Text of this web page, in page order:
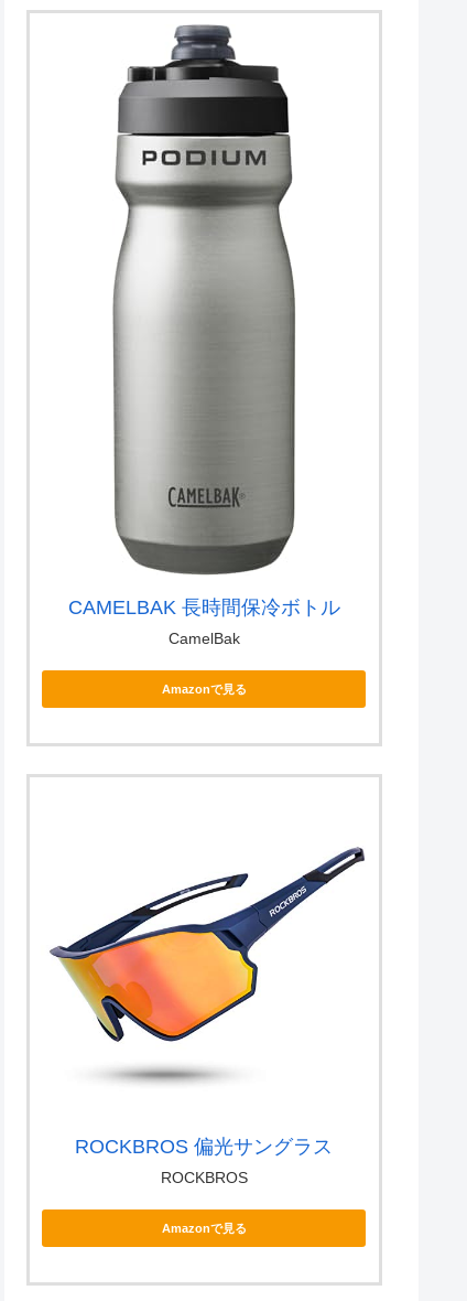
CAMELBAK 長時間保冷ボトル
CamelBak
Amazonで見る
ROCKBROS 偏光サングラス
ROCKBROS
Amazonで見る